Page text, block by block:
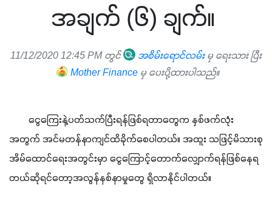
အချက် (၆) ချက်။
11/12/2020 12:45 PM တွင် အစိမ်းရောင်လမ်းမှ ရေးသား ပြီး
Mother Finance မှ ပေးပို့ထားပါသည်။
ငွေကြေးနဲ့ပတ်သက်ပြီးရန်ဖြစ်ရတာတွေက နှစ်ဖက်လုံး
အတွက် အင်မတန်နာကျင်ထိခိုက်စေပါတယ်။ အထူး သဖြင့်မိသားစု
အိမ်ထောင်ရေးအတွင်းမှာ ငွေကြောင့်တောက်လျှောက်ရန်ဖြစ်နေရ
တယ်ဆိုရင်တော့အလွန်နစ်နာမှုတွေ ရှိလာနိုင်ပါတယ်။